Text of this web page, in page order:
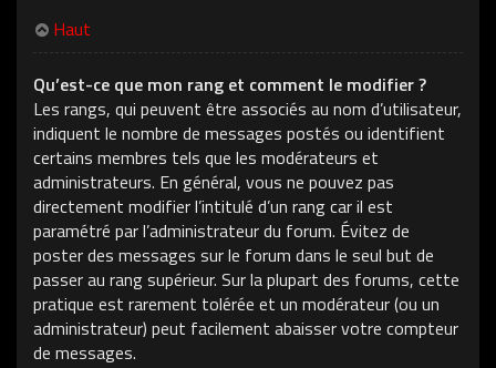
Haut
Qu’est-ce que mon rang et comment le modifier ?
Les rangs, qui peuvent être associés au nom d’utilisateur,
indiquent le nombre de messages postés ou identifient
certains membres tels que les modérateurs et
administrateurs. En général, vous ne pouvez pas
directement modifier l’intitulé d’un rang car il est
paramétré par l’administrateur du forum. Évitez de
poster des messages sur le forum dans le seul but de
passer au rang supérieur. Sur la plupart des forums, cette
pratique est rarement tolérée et un modérateur (ou un
administrateur) peut facilement abaisser votre compteur
de messages.